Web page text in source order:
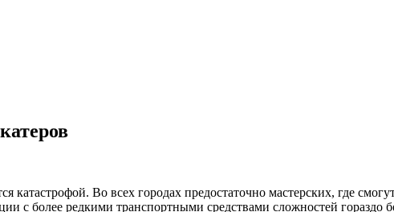
катастрофой. Во всех городах предостаточно мастерских, где
с более редкими транспортными средствами сложностей гораздо